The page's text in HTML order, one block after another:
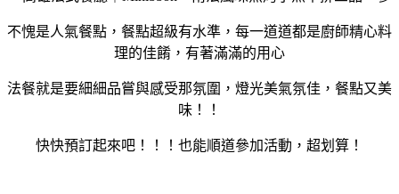
不愧是人氣餐點，餐點超級有水準，每一道道都是廚師精心料
理的佳餚，有著滿滿的用心
法餐就是要細細品嘗與感受那氛圍，燈光美氣氛佳，餐點又美
味！！
快快預訂起來吧！！！也能順道參加活動，超划算！